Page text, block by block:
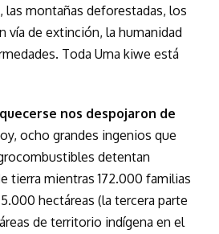
las montañas deforestadas, los
vía de extinción, la humanidad
Toda Uma kiwe está
nos despojaron de
ocho grandes ingenios que
detentan
tierra mientras 172.000 familias
hectáreas (la tercera parte
de territorio indígena en el